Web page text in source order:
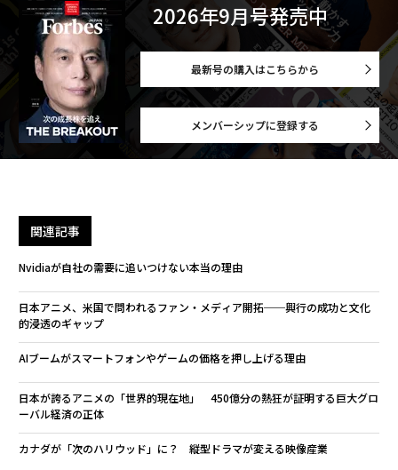
2026年9月号発売中
最新号の購入はこちらから
メンバーシップに登録する
関連記事
Nvidiaが自社の需要に追いつけない本当の理由
日本アニメ、米国で問われるファン・メディア開拓──興行の成功と文化
的浸透のギャップ
AIブームがスマートフォンやゲームの価格を押し上げる理由
日本が誇るアニメの「世界的現在地」 450億分の熱狂が証明する巨大グロ
ーバル経済の正体
カナダが「次のハリウッド」に？ 縦型ドラマが変える映像産業